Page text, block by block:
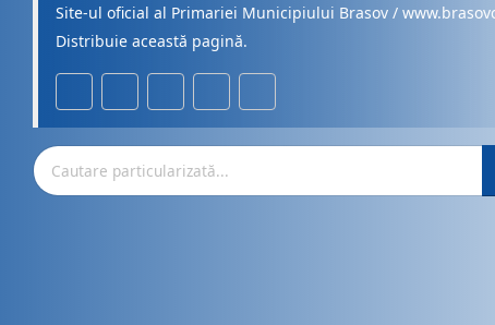
Site-ul oficial al Primariei Municipiului Brasov /
Distribuie această pagină.